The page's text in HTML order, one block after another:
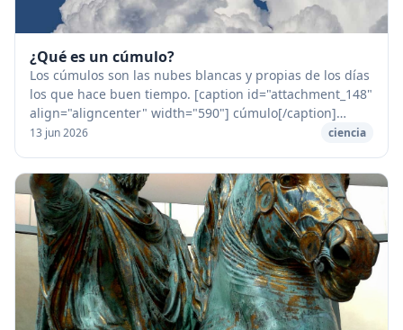
¿Qué es un cúmulo?
Los cúmulos son las nubes blancas y propias de los días
los que hace buen tiempo. [caption id="attachment_148"
align="aligncenter" width="590"] cúmulo[/caption]
Flotan en el cielo azul. Son muy distin...
13 jun 2026 ciencia